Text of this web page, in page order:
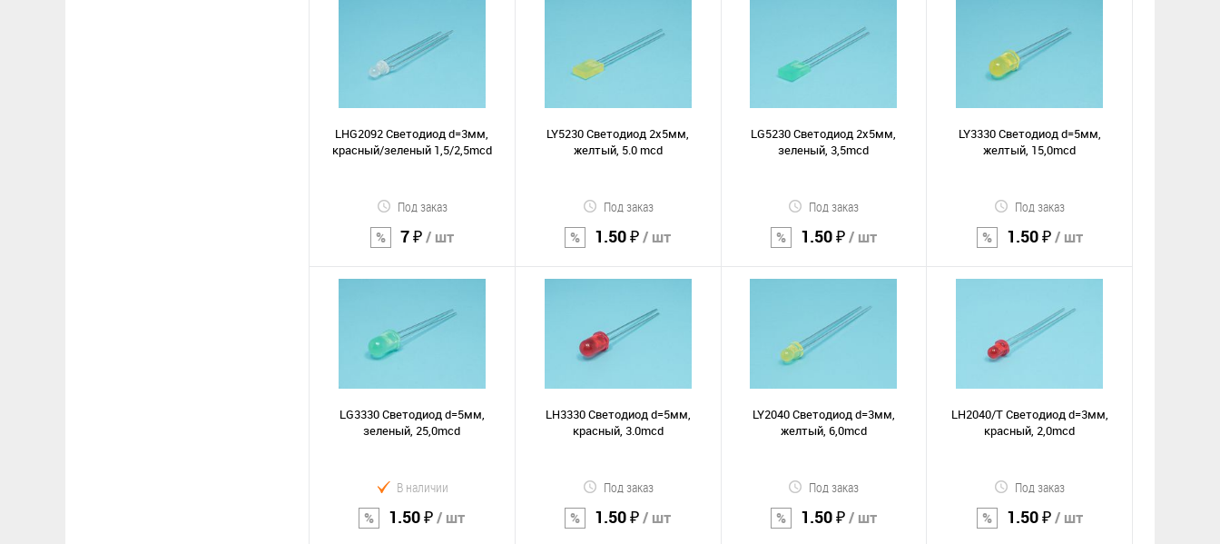
В корзину
Сравнение
В корзину
Сравнение
В корзину
Сравнение
В корзину
Сравнение
LHG2092 Светодиод d=3мм,
красный/зеленый 1,5/2,5mcd
Под заказ
7 ₽/ шт
В корзину
Сравнение
LY5230 Светодиод 2х5мм,
желтый, 5.0 mcd
Под заказ
1.50 ₽/ шт
В корзину
Сравнение
LG5230 Светодиод 2х5мм,
зеленый, 3,5mcd
Под заказ
1.50 ₽/ шт
В корзину
Сравнение
LY3330 Светодиод d=5мм,
желтый, 15,0mcd
Под заказ
1.50 ₽/ шт
В корзину
Сравнение
LG3330 Светодиод d=5мм,
зеленый, 25,0mcd
В наличии
1.50 ₽/ шт
LH3330 Светодиод d=5мм,
красный, 3.0mcd
Под заказ
1.50 ₽/ шт
LY2040 Светодиод d=3мм,
желтый, 6,0mcd
Под заказ
1.50 ₽/ шт
LH2040/T Светодиод d=3мм,
красный, 2,0mcd
Под заказ
1.50 ₽/ шт